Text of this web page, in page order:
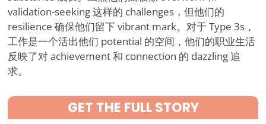
validation-seeking 这样的 challenges，但他们的
resilience 确保他们留下 vibrant mark。对于 Type 3s，
工作是一个活出他们 potential 的空间，他们的职业生活
反映了对 achievement 和 connection 的 dazzling 追
求。
GET THE FULL STORY